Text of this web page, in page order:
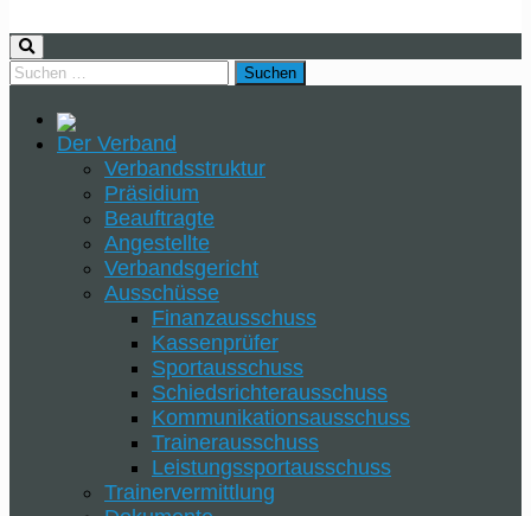
Der Verband
Verbandsstruktur
Präsidium
Beauftragte
Angestellte
Verbandsgericht
Ausschüsse
Finanzausschuss
Kassenprüfer
Sportausschuss
Schiedsrichterausschuss
Kommunikationsausschuss
Trainerausschuss
Leistungssportausschuss
Trainervermittlung